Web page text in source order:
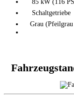
85 kW (116
Schaltgetriebe
Grau